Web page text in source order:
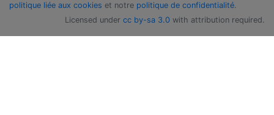
politique liée aux cookies et notre politique de confidentialité.
Licensed under cc by-sa 3.0 with attribution required.